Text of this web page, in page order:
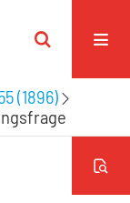
(1896)